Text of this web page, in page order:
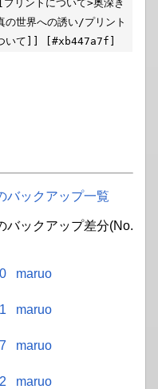
リントについて>奥深き
の世界への誘い/プリント
いて]] [#xb447a7f]
バックアップ一覧
バックアップ差分(No.
maruo
maruo
maruo
maruo